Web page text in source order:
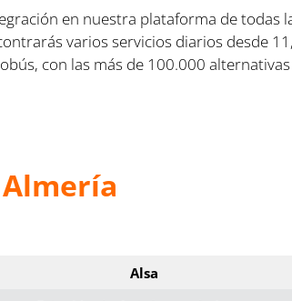
en nuestra plataforma de todas
varios servicios diarios desde
con las más de 100.000
Alsa